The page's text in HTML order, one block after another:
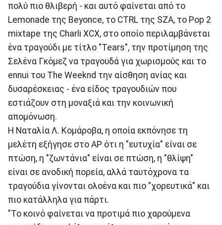
πολύ πιο θλιβερή - και αυτό φαίνεται από το
Lemonade της Beyonce, το CTRL της SZA, το Pop 2
mixtape της Charli XCX, στο οποίο περιλαμβάνεται
ένα τραγούδι με τίτλο "Tears", την προτίμηση της
Σελένα Γκόμεζ να τραγουδά για χωρισμούς και το
ennui του The Weeknd την αίσθηση ανίας και
δυσαρέσκειας - ένα είδος τραγουδιών που
εστιάζουν στη μοναξιά και την κοινωνική
απομόνωση.
Η Ναταλία Λ. Κομάροβα, η οποία εκπόνησε τη
μελέτη εξήγησε στο AP ότι η "ευτυχία" είναι σε
πτώση, η "ζωντάνια" είναι σε πτώση, η "θλίψη"
είναι σε ανοδική πορεία, αλλά ταυτόχρονα τα
τραγούδια γίνονται ολοένα και πιο "χορευτικά" και
πιο κατάλληλα για πάρτι.
"Το κοινό φαίνεται να προτιμά πιο χαρούμενα